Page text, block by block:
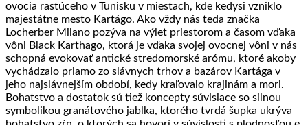
ovocia rastúceho v Tunisku v miestach, kde kedysi vzniklo
majestátne mesto Kartágo. Ako vždy nás teda značka
Locherber Milano pozýva na výlet priestorom a časom vďaka
vôni Black Karthago, ktorá je vďaka svojej ovocnej vôni v nás
schopná evokovať antické stredomorské arómu, ktoré akoby
vychádzalo priamo zo slávnych trhov a bazárov Kartága v
jeho najslávnejším období, kedy kraľovalo krajinám a mori.
Bohatstvo a dostatok sú tiež koncepty súvisiace so silnou
symbolikou granátového jablka, ktorého tvrdá šupka ukrýva